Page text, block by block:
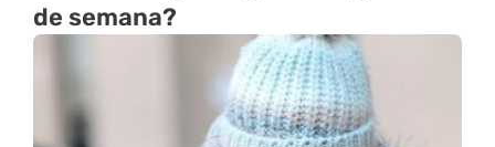
de semana?